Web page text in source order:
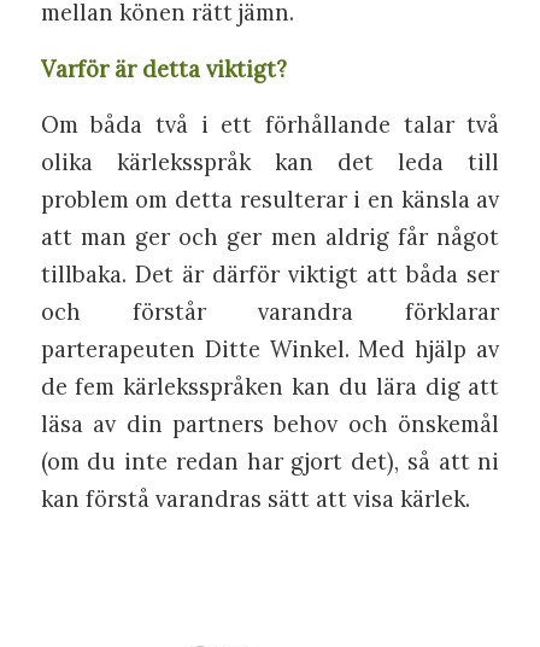
mellan könen rätt jämn.
Varför är detta viktigt?
Om båda två i ett förhållande talar två
olika kärleksspråk kan det leda till
problem om detta resulterar i en känsla av
att man ger och ger men aldrig får något
tillbaka. Det är därför viktigt att båda ser
och förstår varandra förklarar
parterapeuten Ditte Winkel. Med hjälp av
de fem kärleksspråken kan du lära dig att
läsa av din partners behov och önskemål
(om du inte redan har gjort det), så att ni
kan förstå varandras sätt att visa kärlek.